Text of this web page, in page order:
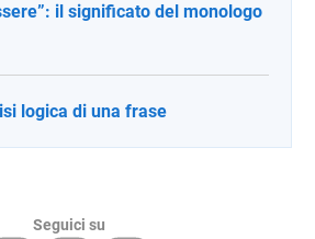
il significato del monologo
logica di una frase
Seguici su